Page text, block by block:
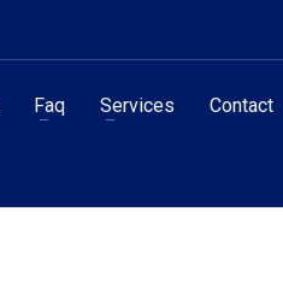
Faq Services Contact